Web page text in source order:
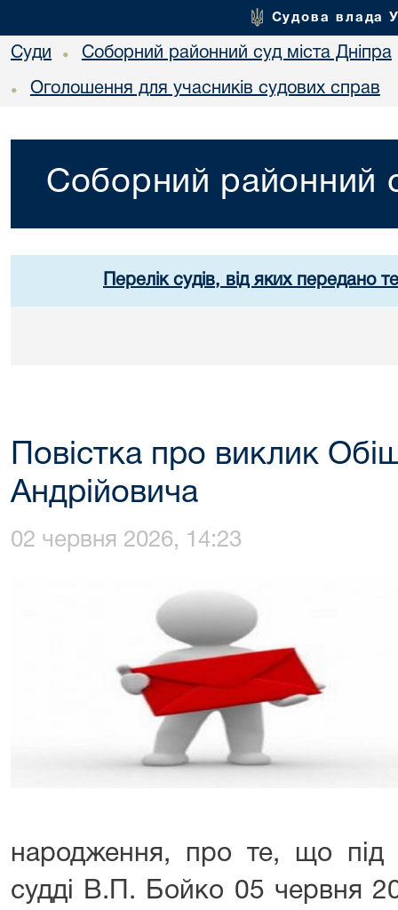
Судова влада
Суди • Соборний районний суд міста Дніпра
• Оголошення для учасників судових справ
Соборний районний
Перелік судів, від яких передано
Повістка про виклик
Андрійовича
02 червня 2026, 14:23
народження, про те, що під
судді В.П. Бойко 05 червня